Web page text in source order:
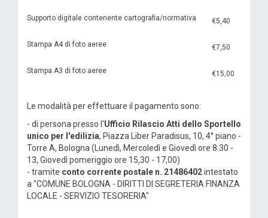
Supporto digitale contenente cartografia/normativa €5,40
Stampa A4 di foto aeree €7,50
Stampa A3 di foto aeree €15,00
Le modalità per effettuare il pagamento sono:
- di persona presso l'Ufficio Rilascio Atti dello Sportello
unico per l'edilizia, Piazza Liber Paradisus, 10, 4° piano -
Torre A, Bologna (Lunedì, Mercoledì e Giovedì ore 8.30 -
13, Giovedì pomeriggio ore 15,30 - 17,00)
- tramite conto corrente postale n. 21486402intestato
a "COMUNE BOLOGNA - DIRITTI DI SEGRETERIA FINANZA
LOCALE - SERVIZIO TESORERIA"